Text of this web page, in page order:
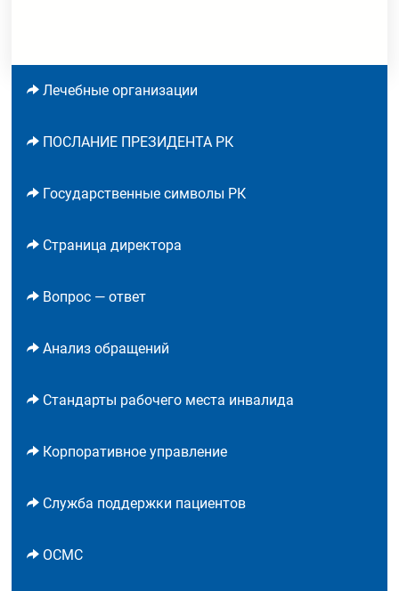
Лечебные организации
ПОСЛАНИЕ ПРЕЗИДЕНТА РК
Государственные символы РК
Страница директора
Вопрос — ответ
Анализ обращений
Стандарты рабочего места инвалида
Корпоративное управление
Служба поддержки пациентов
ОСМС